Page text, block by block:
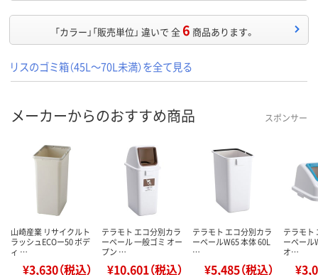
「カラー」「販売単位」 違いで 全6 商品あります。
リスのゴミ箱（45L～70L未満）を全て見る
メーカーからのおすすめ商品 スポンサー
山崎産業 リサイクルト
ラッシュECOー50 ボデ
ィ …
¥3,630（税込）
テラモト エコ分別カラ
ーペール 一般ゴミ オー
プン …
¥10,601（税込）
テラモト エコ分別カラ
ーペールW65 本体 60L
…
¥5,485（税込）
テラモト
ーペール
オ…